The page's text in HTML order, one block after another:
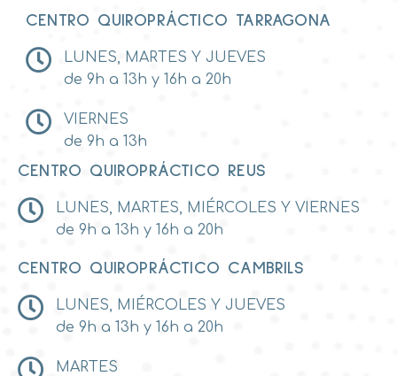
CENTRO QUIROPRÁCTICO TARRAGONA
LUNES, MARTES Y JUEVES
de 9h a 13h y 16h a 20h
VIERNES
de 9h a 13h
CENTRO QUIROPRÁCTICO REUS
LUNES, MARTES, MIÉRCOLES Y VIERNES
de 9h a 13h y 16h a 20h
CENTRO QUIROPRÁCTICO CAMBRILS
LUNES, MIÉRCOLES Y JUEVES
de 9h a 13h y 16h a 20h
MARTES